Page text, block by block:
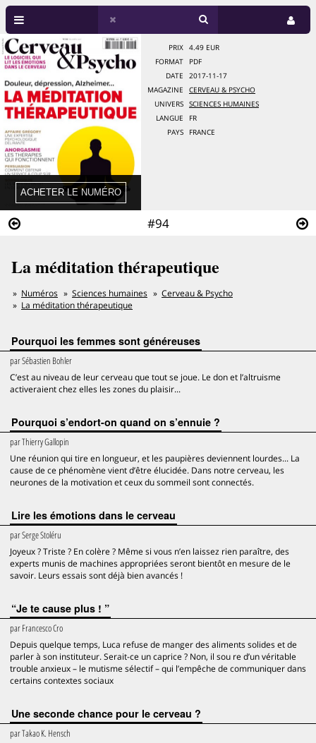
#94
PRIX
4.49 EUR
FORMAT
PDF
DATE
2017-11-17
MAGAZINE
CERVEAU & PSYCHO
UNIVERS
SCIENCES HUMAINES
LANGUE
FR
PAYS
FRANCE
La méditation thérapeutique
Numéros Sciences humaines
Cerveau & Psycho
La méditation thérapeutique
Pourquoi les femmes sont généreuses
parSébastien Bohler
C’est au niveau de leur cerveau que tout se joue. Le don et l’altruisme
activeraient chez elles les zones du plaisir...
Pourquoi s’endort-on quand on s’ennuie ?
parThierry Gallopin
Une réunion qui tire en longueur, et les paupières deviennent lourdes... La
cause de ce phénomène vient d’être élucidée. Dans notre cerveau, les
neurones de la motivation et ceux du sommeil sont connectés.
Lire les émotions dans le cerveau
parSerge Stoléru
Joyeux ? Triste ? En colère ? Même si vous n’en laissez rien paraître, des
experts munis de machines appropriées seront bientôt en mesure de le
savoir. Leurs essais sont déjà bien avancés !
“Je te cause plus ! ”
parFrancesco Cro
Depuis quelque temps, Luca refuse de manger des aliments solides et de
parler à son instituteur. Serait-ce un caprice ? Non, il sou re d’un véritable
trouble anxieux – le mutisme sélectif – qui l’empêche de communiquer dans
certains contextes sociaux
Une seconde chance pour le cerveau ?
parTakao K. Hensch